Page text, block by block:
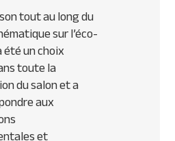
tout au long du
sur l’éco-
un choix
toute la
du salon et a
aux